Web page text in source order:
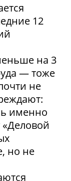
12
на 3
— тоже
не
именно
но не